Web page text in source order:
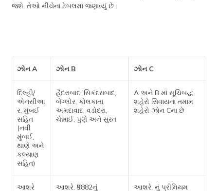
જશે. તેઓ નીચેના ટેબલમાં જણાવ્યું છે :
ઝોન A ઝોન B ઝોન C
દિલ્હી/
એનસીઆ
ર, મુંબઈ
સહિત
(નવી
મુંબઈ,
થાણે અને
કલ્યાણ
સહિત)
હૈદરાબાદ, સિકંદરાબાદ,
બેંગ્લોર, કોલકાતા,
અમદાવાદ, વડોદરા,
ચેન્નાઈ, પુણે અને સુરત
A અને B માં સૂચિબદ્ધ
શહેરો સિવાયના તમામ
શહેરો ઝોન Cના છે
આશરે
આશરે. ₹5882નું
આશરે. નું પ્રીમિયમ